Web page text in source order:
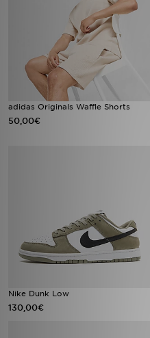
adidas Originals Waffle Shorts
50,00€
Nike Dunk Low
130,00€